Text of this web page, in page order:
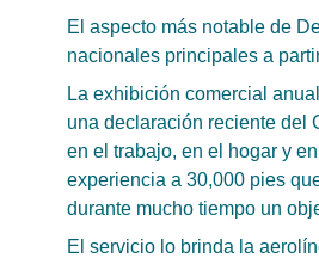
El aspecto más notable de
nacionales principales a
La exhibición comercial
una declaración reciente del
en el trabajo, en el hogar y
experiencia a 30,000 pies
durante mucho tiempo un
El servicio lo brinda la